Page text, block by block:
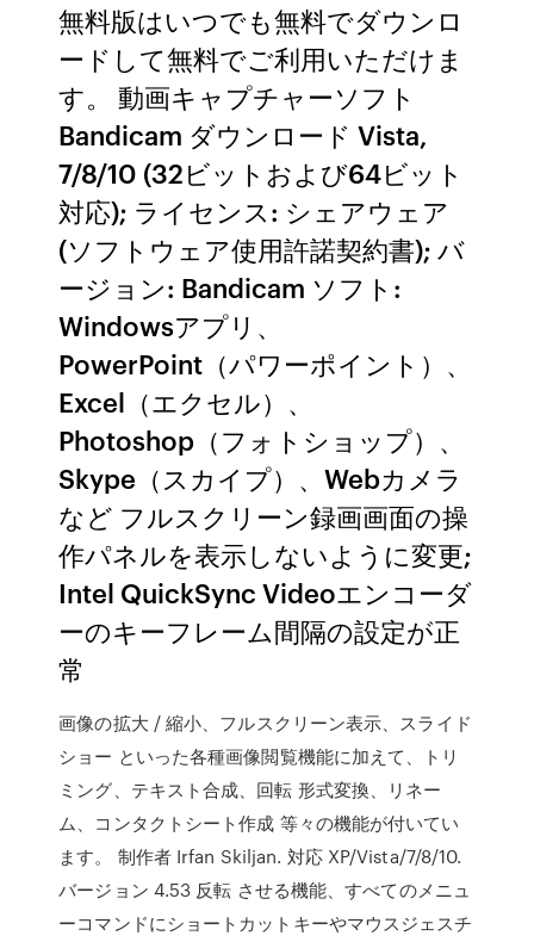
無料版はいつでも無料でダウンロ
ードして無料でご利用いただけま
す。 動画キャプチャーソフト
Bandicam ダウンロード Vista,
7/8/10 (32ビットおよび64ビット
対応); ライセンス: シェアウェア
(ソフトウェア使用許諾契約書); バ
ージョン: Bandicam ソフト:
Windowsアプリ、
PowerPoint（パワーポイント）、
Excel（エクセル）、
Photoshop（フォトショップ）、
Skype（スカイプ）、Webカメラ
など フルスクリーン録画画面の操
作パネルを表示しないように変更;
Intel QuickSync Videoエンコーダ
ーのキーフレーム間隔の設定が正
常
画像の拡大 / 縮小、フルスクリーン表示、スライド
ショー といった各種画像閲覧機能に加えて、トリ
ミング、テキスト合成、回転 形式変換、リネー
ム、コンタクトシート作成 等々の機能が付いてい
ます。 制作者 Irfan Skiljan. 対応 XP/Vista/7/8/10.
バージョン 4.53 反転 させる機能、すべてのメニュ
ーコマンドにショートカットキーやマウスジェスチ